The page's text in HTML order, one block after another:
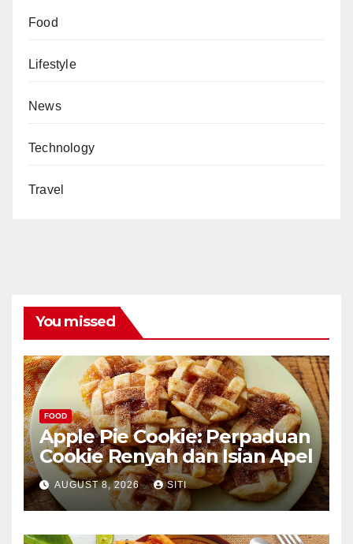
Food
Lifestyle
News
Technology
Travel
You missed
FOOD
Apple Pie Cookie: Perpaduan
Cookie Renyah dan Isian Apel
AUGUST 8, 2026 SITI